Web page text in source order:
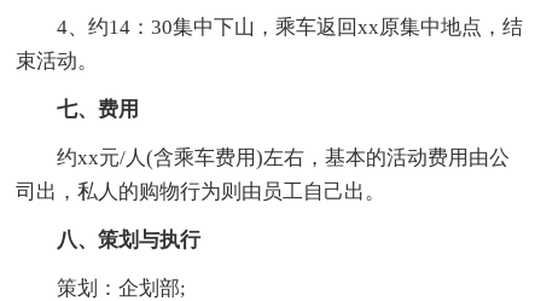
4、约14：30集中下山，乘车返回xx原集中地点，结
束活动。
七、费用
约xx元/人(含乘车费用)左右，基本的活动费用由公
司出，私人的购物行为则由员工自己出。
八、策划与执行
策划：企划部;